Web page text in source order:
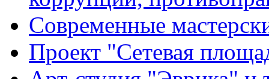
Современные
Проект "Сетевая